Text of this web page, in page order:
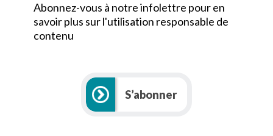
Abonnez-vous à notre infolettre pour en
savoir plus sur l'utilisation responsable de
contenu
S’abonner